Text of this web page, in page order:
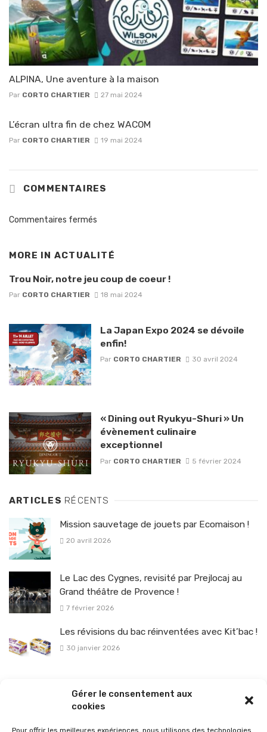
Gérer le consentement aux
cookies
Pour offrir les meilleures expériences, nous utilisons des technologies
ALPINA, Une aventure à la maison
Par CORTO CHARTIER 27 mai 2024
L’écran ultra fin de chez WACOM
Par CORTO CHARTIER 19 mai 2024
COMMENTAIRES
Commentaires fermés
MORE IN ACTUALITÉ
Trou Noir, notre jeu coup de coeur !
Par CORTO CHARTIER 18 mai 2024
La Japan Expo 2024 se dévoile
enfin!
Par CORTO CHARTIER 30 avril 2024
« Dining out Ryukyu-Shuri » Un
évènement culinaire
exceptionnel
Par CORTO CHARTIER 5 février 2024
ARTICLES RÉCENTS
Mission sauvetage de jouets par Ecomaison !
20 avril 2026
Le Lac des Cygnes, revisité par Prejlocaj au
Grand théâtre de Provence !
7 février 2026
Les révisions du bac réinventées avec Kit’bac !
30 janvier 2026